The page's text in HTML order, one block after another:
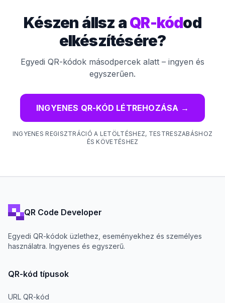
Készen állsz aQR-kódod
elkészítésére?
Egyedi QR-kódok másodpercek alatt – ingyen és
egyszerűen.
INGYENES QR-KÓD LÉTREHOZÁSA →
INGYENES REGISZTRÁCIÓ A LETÖLTÉSHEZ, TESTRESZABÁSHOZ
ÉS KÖVETÉSHEZ
QR Code Developer
Egyedi QR-kódok üzlethez, eseményekhez és személyes
használatra. Ingyenes és egyszerű.
QR-kód típusok
URL QR-kód